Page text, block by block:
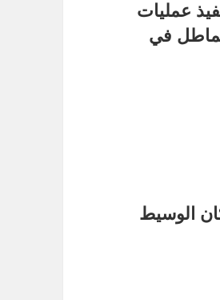
عمليات
في
الوسيط